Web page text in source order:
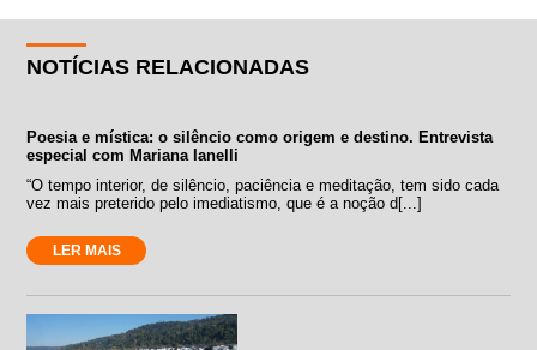
NOTÍCIAS RELACIONADAS
Poesia e mística: o silêncio como origem e destino. Entrevista
especial com Mariana Ianelli
“O tempo interior, de silêncio, paciência e meditação, tem sido cada
vez mais preterido pelo imediatismo, que é a noção d[...]
LER MAIS